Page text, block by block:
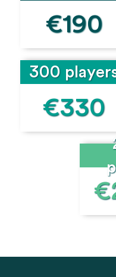
€190
300
€330